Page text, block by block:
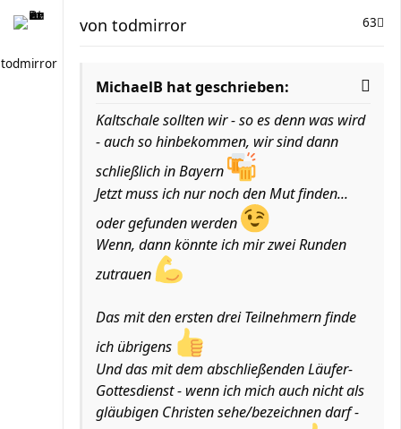
todmirror
63
von todmirror
MichaelB hat geschrieben:
Kaltschale sollten wir - so es denn was wird
- auch so hinbekommen, wir sind dann
schließlich in Bayern
Jetzt muss ich nur noch den Mut finden...
oder gefunden werden
Wenn, dann könnte ich mir zwei Runden
zutrauen
Das mit den ersten drei Teilnehmern finde
ich übrigens
Und das mit dem abschließenden Läufer-
Gottesdienst - wenn ich mich auch nicht als
gläubigen Christen sehe/bezeichnen darf -